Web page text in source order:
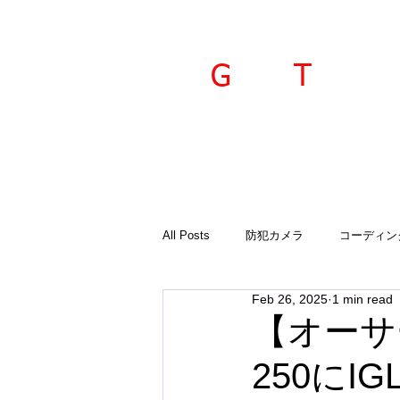
G T
All Posts 防犯カメラ コーディン
ご案内 診断機
GTSプラド オーサーアラーム
【オー
250に
Feb 26, 2025 1 min read